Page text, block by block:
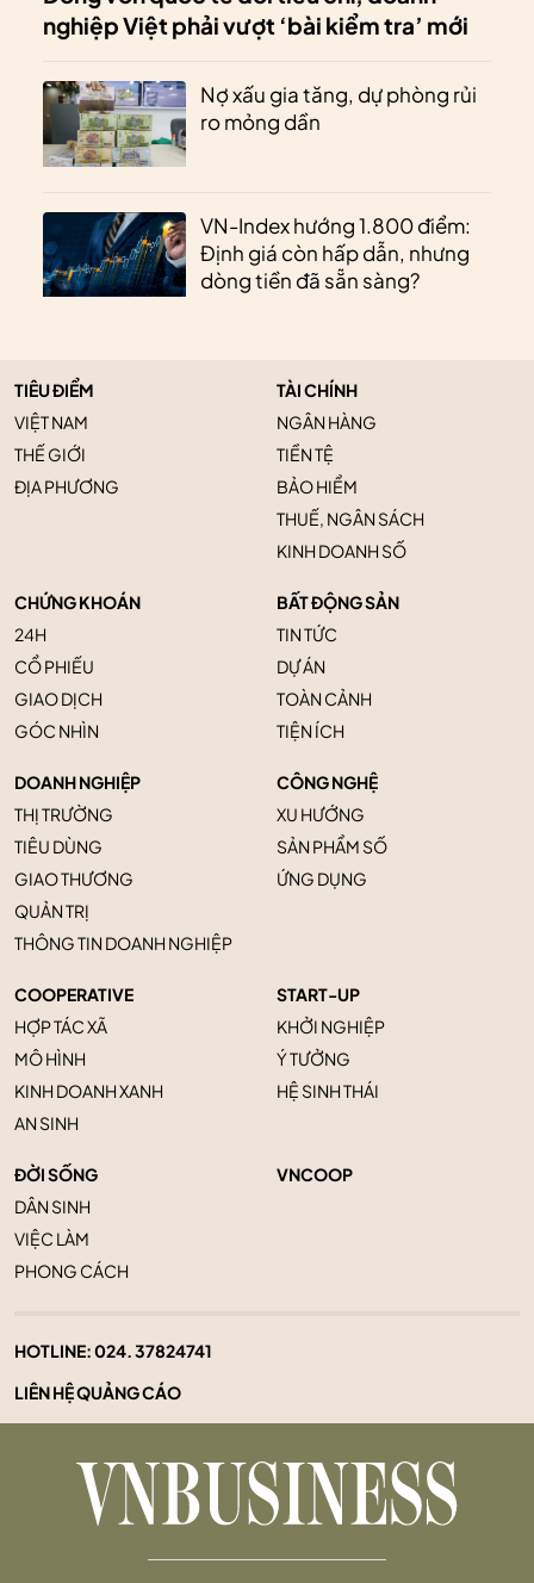
nghiệp Việt phải vượt ‘bài kiểm tra’ mới
Nợ xấu gia tăng, dự phòng rủi
ro mỏng dần
VN-Index hướng 1.800 điểm:
Định giá còn hấp dẫn, nhưng
dòng tiền đã sẵn sàng?
TIÊU ĐIỂM
VIỆT NAM
THẾ GIỚI
ĐỊA PHƯƠNG
TÀI CHÍNH
NGÂN HÀNG
TIỀN TỆ
BẢO HIỂM
THUẾ, NGÂN SÁCH
KINH DOANH SỐ
CHỨNG KHOÁN
24H
CỔ PHIẾU
GIAO DỊCH
GÓC NHÌN
BẤT ĐỘNG SẢN
TIN TỨC
DỰ ÁN
TOÀN CẢNH
TIỆN ÍCH
DOANH NGHIỆP
THỊ TRƯỜNG
TIÊU DÙNG
GIAO THƯƠNG
QUẢN TRỊ
THÔNG TIN DOANH NGHIỆP
CÔNG NGHỆ
XU HƯỚNG
SẢN PHẨM SỐ
ỨNG DỤNG
COOPERATIVE
HỢP TÁC XÃ
MÔ HÌNH
KINH DOANH XANH
AN SINH
START-UP
KHỞI NGHIỆP
Ý TƯỞNG
HỆ SINH THÁI
ĐỜI SỐNG
DÂN SINH
VIỆC LÀM
PHONG CÁCH
VNCOOP
HOTLINE:024. 37824741
LIÊN HỆ QUẢNG CÁO